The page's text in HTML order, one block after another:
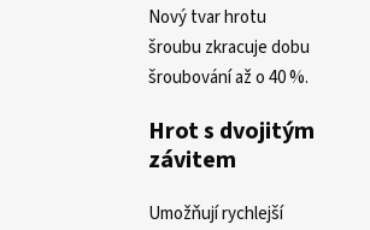
Nový tvar hrotu
šroubu zkracuje dobu
šroubování až o 40 %.
Hrot s dvojitým
závitem
Umožňují rychlejší